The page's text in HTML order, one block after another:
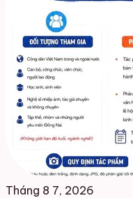
Tháng 8 7, 2026